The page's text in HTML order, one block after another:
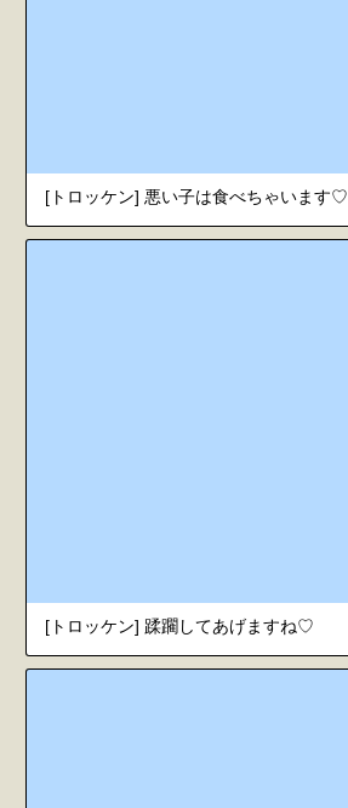
[トロッケン] 悪い子は食べちゃいます♡
[トロッケン] 蹂躙してあげますね♡